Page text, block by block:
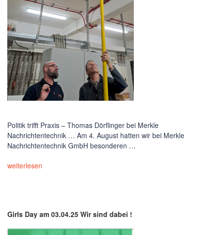
Politik trifft Praxis – Thomas Dörflinger bei Merkle
Nachrichtentechnik … Am 4. August hatten wir bei Merkle
Nachrichtentechnik GmbH besonderen …
weiterlesen
Girls Day am 03.04.25 Wir sind dabei !